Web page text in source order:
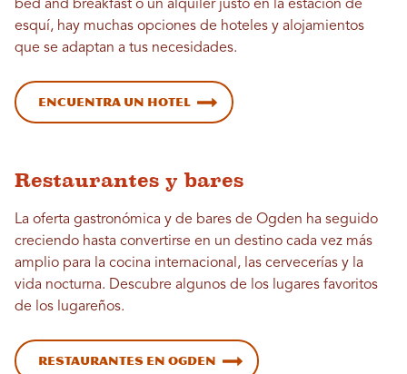
bed and breakfast o un alquiler justo en la estación de
esquí, hay muchas opciones de hoteles y alojamientos
que se adaptan a tus necesidades.
Encuentra un hotel
Restaurantes y bares
La oferta gastronómica y de bares de Ogden ha seguido
creciendo hasta convertirse en un destino cada vez más
amplio para la cocina internacional, las cervecerías y la
vida nocturna. Descubre algunos de los lugares favoritos
de los lugareños.
Restaurantes en Ogden